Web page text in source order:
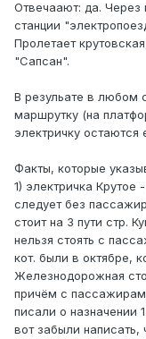
Отвечаают: да. Через
станции
Пролетает
"Сапсан".
В резульате в любом
маршрутку (на
электричку остаются
Факты, которые
1) электричка Крутое
следует без
стоит на 3 пути стр.
нельзя стоять с
кот. были в октябре,
Железнодорожная
причём с
писали о назначении
вот забыли